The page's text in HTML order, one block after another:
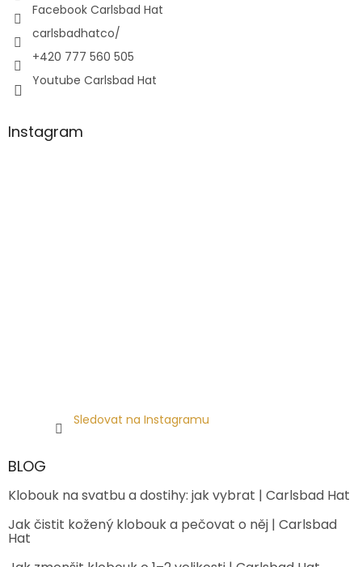
Facebook Carlsbad Hat
carlsbadhatco/
+420 777 560 505
Youtube Carlsbad Hat
Instagram
Sledovat na Instagramu
BLOG
Klobouk na svatbu a dostihy: jak vybrat | Carlsbad Hat
Jak čistit kožený klobouk a pečovat o něj | Carlsbad
Hat